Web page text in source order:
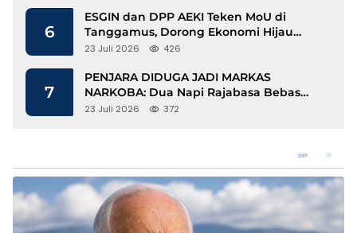
6
ESGIN dan DPP AEKI Teken MoU di
Tanggamus, Dorong Ekonomi Hijau
Berbasis Kopi dan Perdagangan Karbon
23 Juli 2026 426
7
PENJARA DIDUGA JADI MARKAS
NARKOBA: Dua Napi Rajabasa Bebas
Gunakan HP, Muncul Dugaan
23 Juli 2026 372